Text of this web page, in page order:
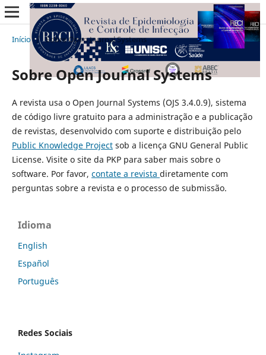
Início / Sobre Open Journal Systems
Sobre Open Journal Systems
A revista usa o Open Journal Systems (OJS 3.4.0.9), sistema
de código livre gratuito para a administração e a publicação
de revistas, desenvolvido com suporte e distribuição pelo
Public Knowledge Projectsob a licença GNU General Public
License. Visite o site da PKP para saber mais sobre o
software. Por favor, contate a revista diretamente com
perguntas sobre a revista e o processo de submissão.
Idioma
English
Español
Português
Redes Sociais